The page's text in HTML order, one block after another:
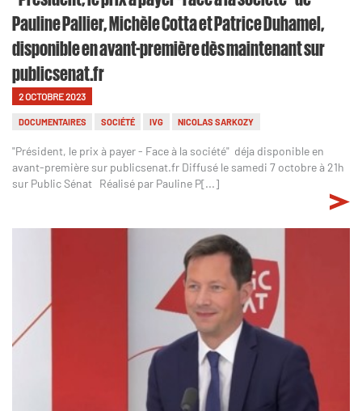
Pauline Pallier, Michèle Cotta et Patrice Duhamel,
disponible en avant-première dès maintenant sur
publicsenat.fr
2 OCTOBRE 2023
DOCUMENTAIRES SOCIÉTÉ IVG NICOLAS SARKOZY
"Président, le prix à payer - Face à la société" déja disponible en
avant-première sur publicsenat.fr Diffusé le samedi 7 octobre à 21h
sur Public Sénat Réalisé par Pauline P[...]